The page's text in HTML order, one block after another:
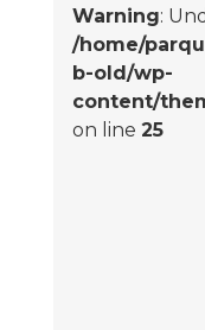
Warning:
/home/
b-old/wp-
content/
on line 25